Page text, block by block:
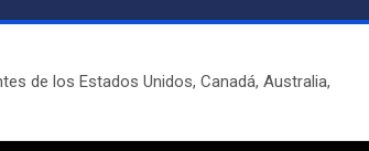
de los Estados Unidos, Canadá, Australia,